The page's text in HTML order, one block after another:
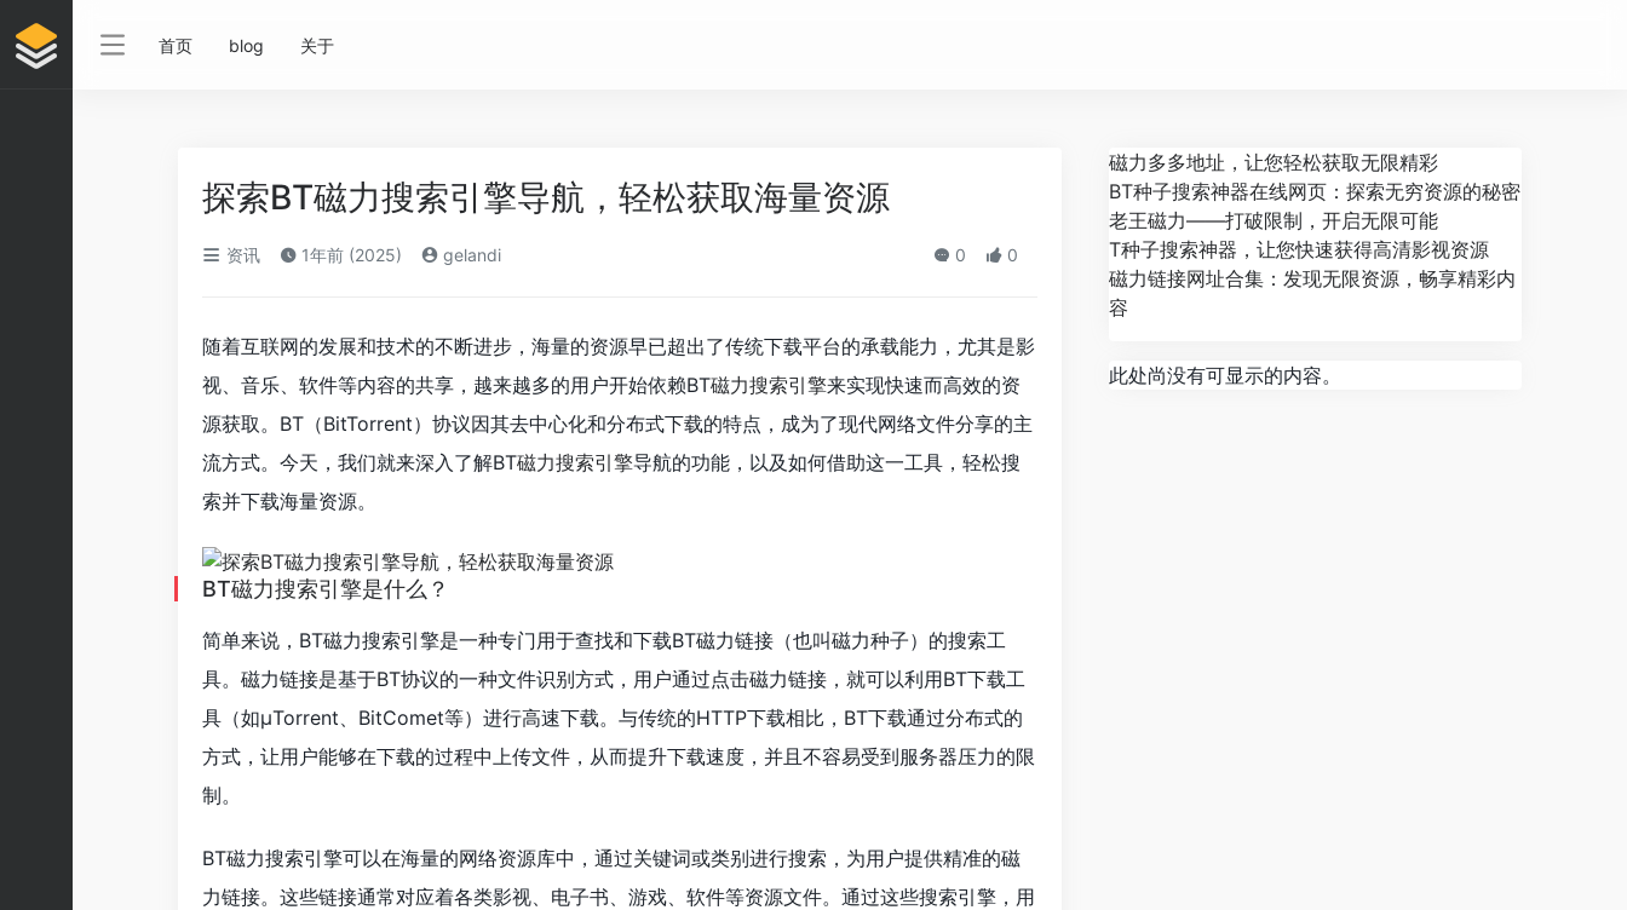
首页 blog 关于
探索BT磁力搜索引擎导航，轻松获取海量资源
资讯 1年前 (2025) gelandi 0 0
随着互联网的发展和技术的不断进步，海量的资源早已超出了传统下载平台的承载能力，尤其是影
视、音乐、软件等内容的共享，越来越多的用户开始依赖BT磁力搜索引擎来实现快速而高效的资
源获取。BT（BitTorrent）协议因其去中心化和分布式下载的特点，成为了现代网络文件分享的主
流方式。今天，我们就来深入了解BT磁力搜索引擎导航的功能，以及如何借助这一工具，轻松搜
索并下载海量资源。
BT磁力搜索引擎是什么？
简单来说，BT磁力搜索引擎是一种专门用于查找和下载BT磁力链接（也叫磁力种子）的搜索工
具。磁力链接是基于BT协议的一种文件识别方式，用户通过点击磁力链接，就可以利用BT下载工
具（如μTorrent、BitComet等）进行高速下载。与传统的HTTP下载相比，BT下载通过分布式的
方式，让用户能够在下载的过程中上传文件，从而提升下载速度，并且不容易受到服务器压力的限
制。
BT磁力搜索引擎可以在海量的网络资源库中，通过关键词或类别进行搜索，为用户提供精准的磁
力链接。这些链接通常对应着各类影视、电子书、游戏、软件等资源文件。通过这些搜索引擎，用
磁力多多地址，让您轻松获取无限精彩
BT种子搜索神器在线网页：探索无穷资源的秘密
老王磁力——打破限制，开启无限可能
T种子搜索神器，让您快速获得高清影视资源
磁力链接网址合集：发现无限资源，畅享精彩内
容
此处尚没有可显示的内容。